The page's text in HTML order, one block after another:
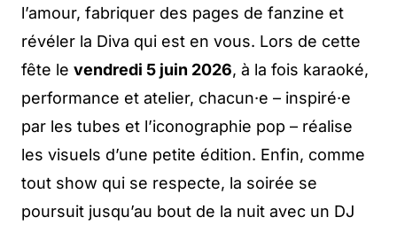
l’amour, fabriquer des pages de fanzine et
révéler la Diva qui est en vous. Lors de cette
fête le vendredi 5 juin 2026, à la fois karaoké,
performance et atelier, chacun·e – inspiré·e
par les tubes et l’iconographie pop – réalise
les visuels d’une petite édition. Enfin, comme
tout show qui se respecte, la soirée se
poursuit jusqu’au bout de la nuit avec un DJ